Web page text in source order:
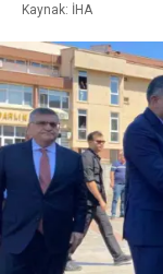
Kaynak: İHA